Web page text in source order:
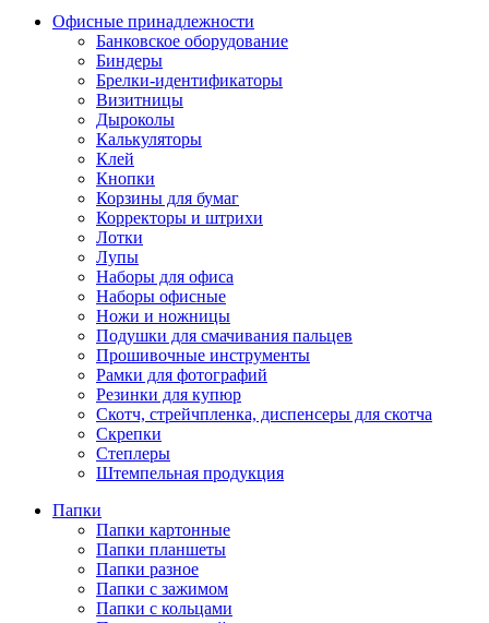
Офисные принадлежности
Банковское оборудование
Биндеры
Брелки-идентификаторы
Визитницы
Дыроколы
Калькуляторы
Клей
Кнопки
Корзины для бумаг
Корректоры и штрихи
Лотки
Лупы
Наборы для офиса
Наборы офисные
Ножи и ножницы
Подушки для смачивания пальцев
Прошивочные инструменты
Рамки для фотографий
Резинки для купюр
Скотч, стрейчпленка, диспенсеры для скотча
Скрепки
Степлеры
Штемпельная продукция
Папки
Папки картонные
Папки планшеты
Папки разное
Папки с зажимом
Папки с кольцами